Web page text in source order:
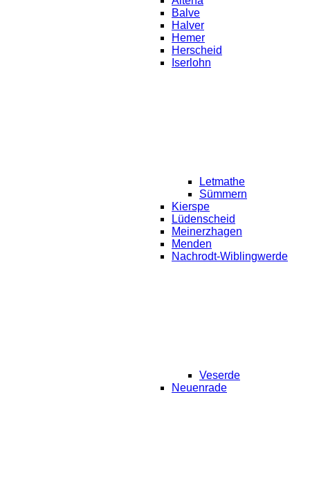
Balve
Halver
Hemer
Herscheid
Iserlohn
Letmathe
Sümmern
Kierspe
Lüdenscheid
Meinerzhagen
Menden
Nachrodt-Wiblingwerde
Veserde
Neuenrade